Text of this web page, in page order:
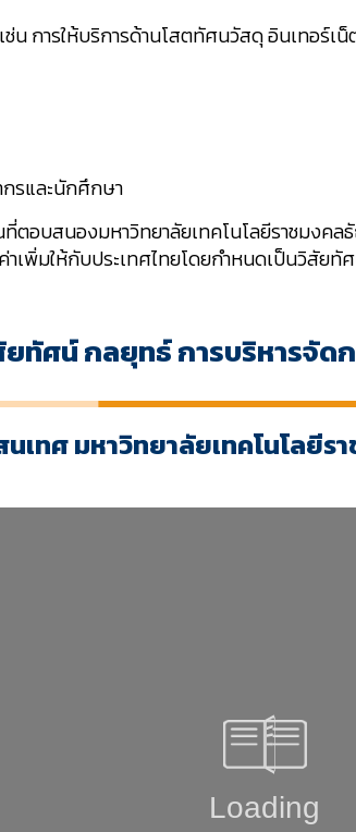
น การให้บริการด้านโสตทัศนวัสดุ อินเทอร์
รและนักศึกษา
ตอบสนองมหาวิทยาลัยเทคโนโลยีราชมงค
เพิ่มให้กับประเทศไทยโดยกำหนดเป็นวิสัย
ทัศน์ กลยุทธ์ การบริหารจัด
นเทศมหาวิทยาลัยเทคโนโลยี